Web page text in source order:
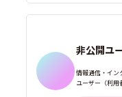
非公開ユ
情報通信・イン
ユーザー（利用